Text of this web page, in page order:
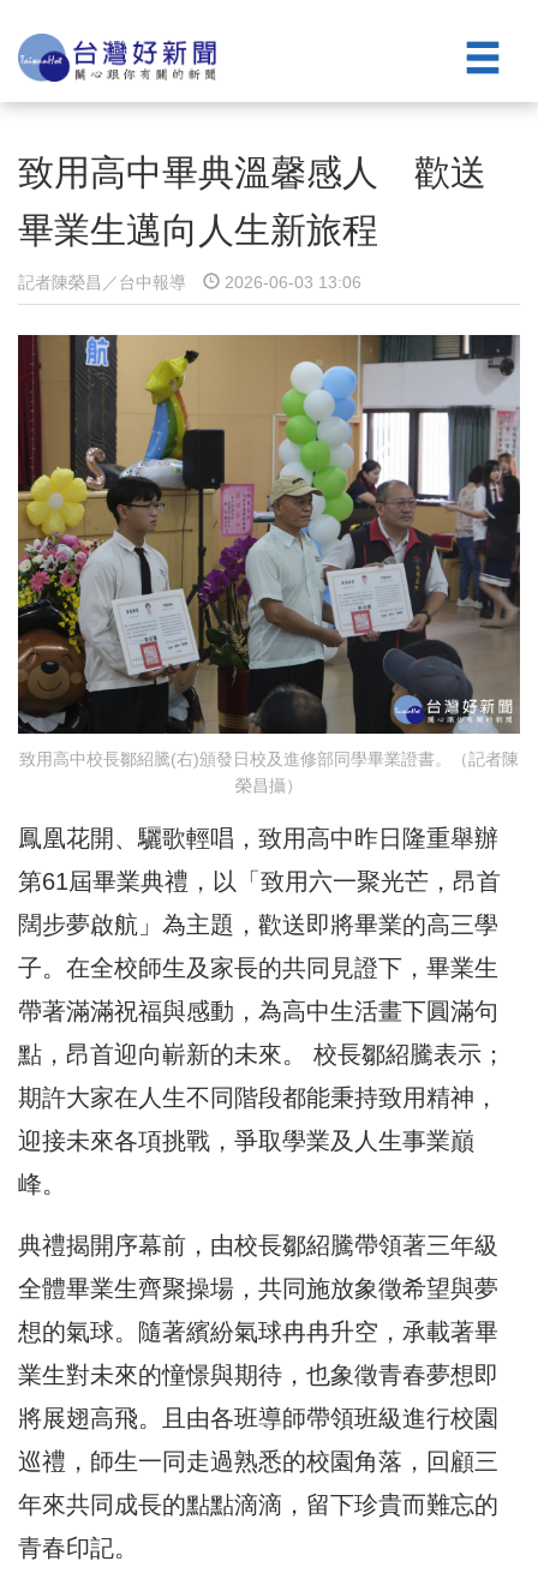
致用高中畢典溫馨感人 歡送
畢業生邁向人生新旅程
記者陳榮昌／台中報導 2026-06-03 13:06
致用高中校長鄒紹騰(右)頒發日校及進修部同學畢業證書。（記者陳
榮昌攝）
鳳凰花開、驪歌輕唱，致用高中昨日隆重舉辦
第61屆畢業典禮，以「致用六一聚光芒，昂首
闊步夢啟航」為主題，歡送即將畢業的高三學
子。在全校師生及家長的共同見證下，畢業生
帶著滿滿祝福與感動，為高中生活畫下圓滿句
點，昂首迎向嶄新的未來。 校長鄒紹騰表示；
期許大家在人生不同階段都能秉持致用精神，
迎接未來各項挑戰，爭取學業及人生事業巔
峰。
典禮揭開序幕前，由校長鄒紹騰帶領著三年級
全體畢業生齊聚操場，共同施放象徵希望與夢
想的氣球。隨著繽紛氣球冉冉升空，承載著畢
業生對未來的憧憬與期待，也象徵青春夢想即
將展翅高飛。且由各班導師帶領班級進行校園
巡禮，師生一同走過熟悉的校園角落，回顧三
年來共同成長的點點滴滴，留下珍貴而難忘的
青春印記。